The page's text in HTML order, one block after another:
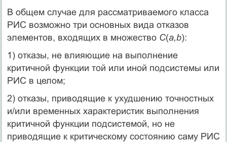
В общем случае для рассматриваемого класса
РИС возможно три основных вида отказов
элементов, входящих в множество С(a,b):
1) отказы, не влияющие на выполнение
критичной функции той или иной подсистемы или
РИС в целом;
2) отказы, приводящие к ухудшению точностных
и/или временных характеристик выполнения
критичной функции подсистемой, но не
приводящие к критическому состоянию саму РИС